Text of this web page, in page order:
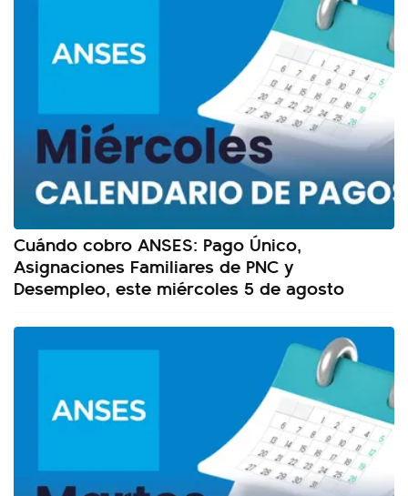
Cuándo cobro ANSES: Pago Único,
Asignaciones Familiares de PNC y
Desempleo, este miércoles 5 de agosto